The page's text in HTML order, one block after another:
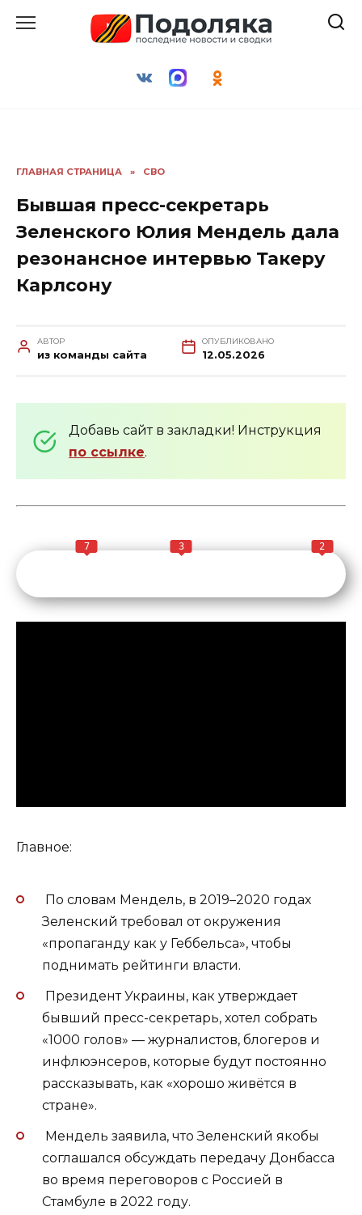
ГЛАВНАЯ СТРАНИЦА » СВО
Бывшая пресс-секретарь
Зеленского Юлия Мендель дала
резонансное интервью Такеру
Карлсону
АВТОР
из команды сайта
ОПУБЛИКОВАНО
12.05.2026
Добавь сайт в закладки! Инструкция
по ссылке.
7 3 2
Главное:
По словам Мендель, в 2019–2020 годах
Зеленский требовал от окружения
«пропаганду как у Геббельса», чтобы
поднимать рейтинги власти.
Президент Украины, как утверждает
бывший пресс-секретарь, хотел собрать
«1000 голов» — журналистов, блогеров и
инфлюэнсеров, которые будут постоянно
рассказывать, как «хорошо живётся в
стране».
Мендель заявила, что Зеленский якобы
соглашался обсуждать передачу Донбасса
во время переговоров с Россией в
Стамбуле в 2022 году.